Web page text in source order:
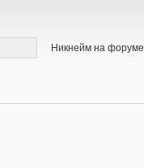
Никнейм на форуме